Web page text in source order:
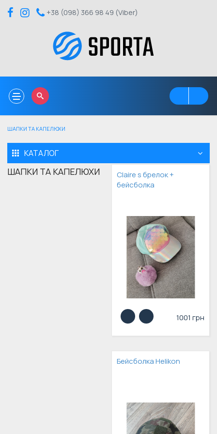
+38 (098) 366 98 49 (Viber)
Toggle
navigation
ШАПКИ ТА КАПЕЛЮХИ
КАТАЛОГ
ШАПКИ ТА КАПЕЛЮХИ
Claire s брелок +
бейсболка
1001 грн
Бейсболка Helikon